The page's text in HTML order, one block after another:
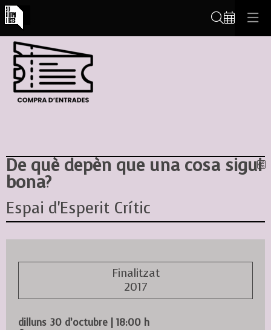
De què depèn que una cosa sigui
bona?
Espai d'Esperit Crític
Finalitzat
2017
dilluns 30 d’octubre | 18:00 h